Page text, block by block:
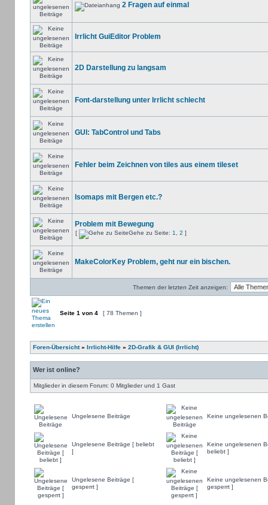
2 Fragen auf einmal
Irrlicht GuiEditor Problem
2D Darstellung zu langsam
Font-darstellung unter Irrlicht schlecht
GUI: TabControl und Tabs
Fehler beim Zeichnen von tiles aus einem tileset
Isomaps mit Bergen etc.?
Problem mit Bewegung
[ Gehe zu Seite: 1 2 ]
MakeColorKey Problem, geht nur ein bischen.
Themen der letzten Zeit anzeigen:
Seite 1 von 4 [ 78 Themen ]
Foren-Übersicht» Irrlicht-Hilfe» 2D-Grafik & GUI (Irrlicht)
Wer ist online?
Mitglieder in diesem Forum: 0 Mitglieder und 1 Gast
Ungelesene Beiträge Keine ungelesenen
Ungelesene Beiträge [ beliebt
]
Keine ungelesenen
beliebt ]
Ungelesene Beiträge [
gesperrt ]
Keine ungelesenen
gesperrt ]